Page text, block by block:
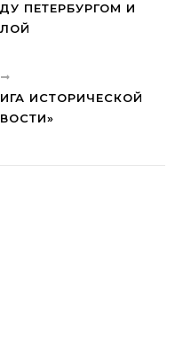
ПЕТЕРБУРГОМ И
ИСТОРИЧЕСКОЙ